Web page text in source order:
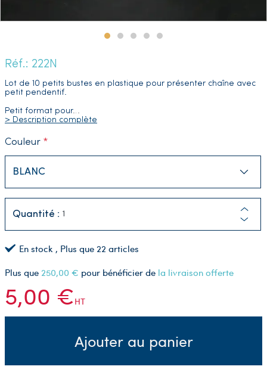
Réf.: 222N
Lot de 10 petits bustes en plastique pour présenter chaîne avec
petit pendentif.
Petit format pour…
> Description complète
Couleur
Quantité :
En stock , Plus que 22 articles
Plus que 250,00 € pour bénéficier de la livraison offerte
5,00 €HT
Ajouter au panier